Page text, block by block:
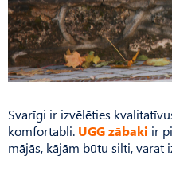
Svarīgi ir izvēlēties
komfortabli. UGG zābaki ir
mājās, kājām būtu silti, varat